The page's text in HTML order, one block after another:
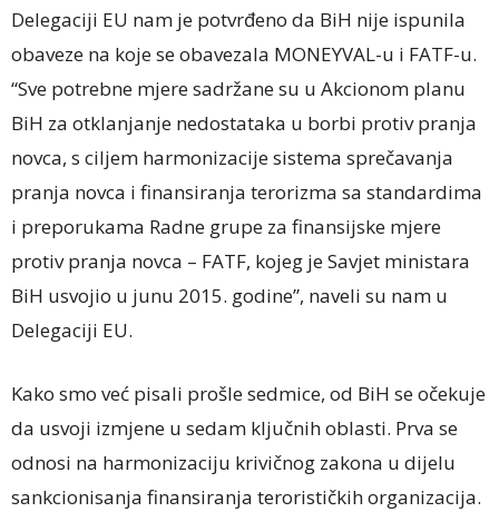
Delegaciji EU nam je potvrđeno da BiH nije ispunila
obaveze na koje se obavezala MONEYVAL-u i FATF-u.
“Sve potrebne mjere sadržane su u Akcionom planu
BiH za otklanjanje nedostataka u borbi protiv pranja
novca, s ciljem harmonizacije sistema sprečavanja
pranja novca i finansiranja terorizma sa standardima
i preporukama Radne grupe za finansijske mjere
protiv pranja novca – FATF, kojeg je Savjet ministara
BiH usvojio u junu 2015. godine”, naveli su nam u
Delegaciji EU.
Kako smo već pisali prošle sedmice, od BiH se očekuje
da usvoji izmjene u sedam ključnih oblasti. Prva se
odnosi na harmonizaciju krivičnog zakona u dijelu
sankcionisanja finansiranja terorističkih organizacija.